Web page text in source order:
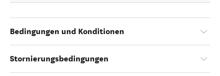
Bedingungen und Konditionen
Stornierungsbedingungen